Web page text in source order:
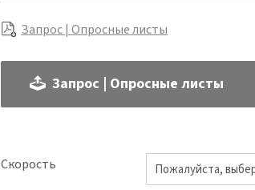
Запрос | Опросные листы
Запрос | Опросные листы
Скорость